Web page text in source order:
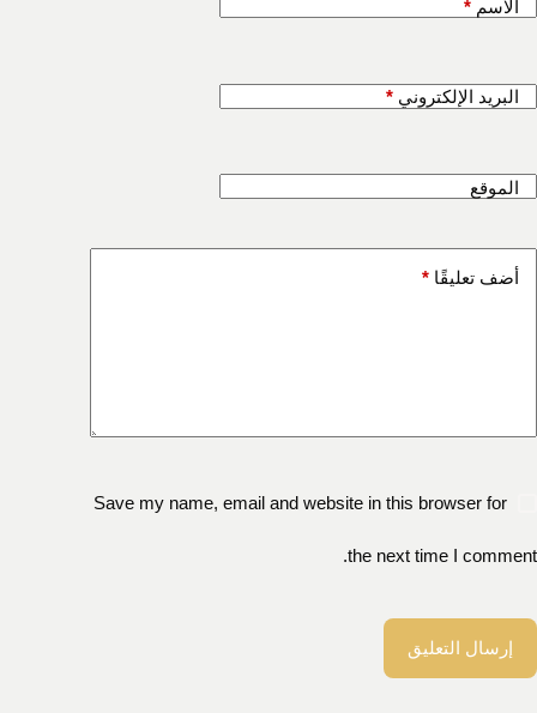
الاسم *
البريد الإلكتروني *
الموقع
أضف تعليقًا *
Save my name, email and website in this browser for
the next time I comment.
إرسال التعليق